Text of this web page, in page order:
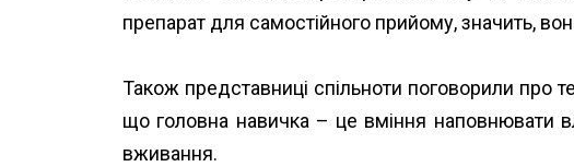
препарат для самостійного прийому, значить,
Також представниці спільноти поговорили про
що головна навичка – це вміння наповнювати
вживання.